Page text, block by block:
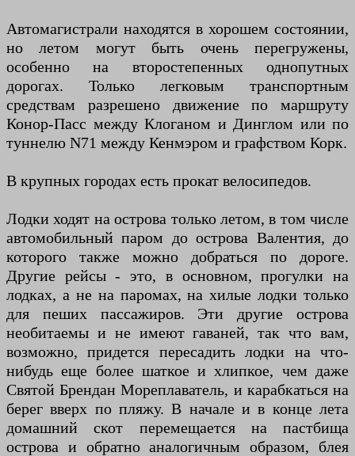
Автомагистрали находятся в хорошем состоянии,
но летом могут быть очень перегружены,
особенно на второстепенных однопутных
дорогах. Только легковым транспортным
средствам разрешено движение по маршруту
Конор-Пасс между Клоганом и Динглом или по
туннелю N71 между Кенмэром и графством Корк.
В крупных городах есть прокат велосипедов.
Лодки ходят на острова только летом, в том числе
автомобильный паром до острова Валентия, до
которого также можно добраться по дороге.
Другие рейсы - это, в основном, прогулки на
лодках, а не на паромах, на хилые лодки только
для пеших пассажиров. Эти другие острова
необитаемы и не имеют гаваней, так что вам,
возможно, придется пересадить лодки на что-
нибудь еще более шаткое и хлипкое, чем даже
Святой Брендан Мореплаватель, и карабкаться на
берег вверх по пляжу. В начале и в конце лета
домашний скот перемещается на пастбища
острова и обратно аналогичным образом, блея